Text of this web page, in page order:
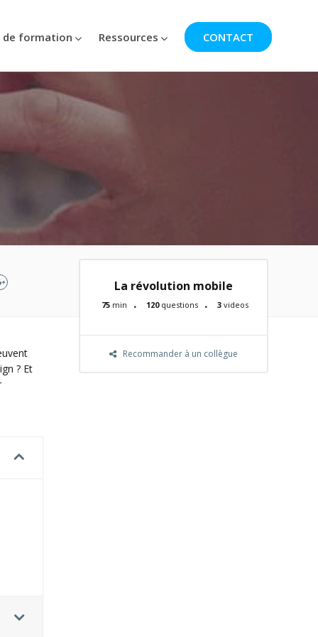
de formation Ressources CONTACT
La révolution mobile
75 min 120questions 3 videos
Recommander à un collègue
? Et